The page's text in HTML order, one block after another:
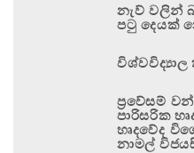
නැව් වලින්
පටු දෙයක්
ප්‍රවේසම්
පාරිසරික
හෘදවේද
නාමල්